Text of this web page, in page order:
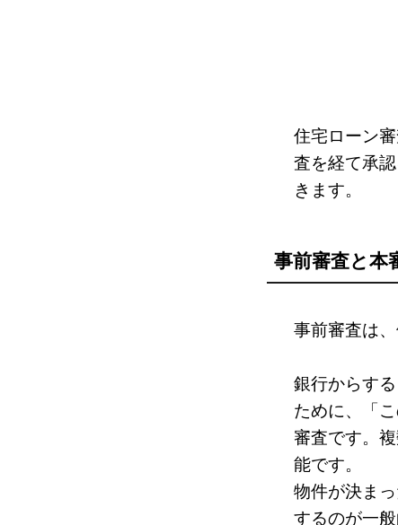
住宅ローン
査を経て承
きます。
事前審査と本
事前審査は
銀行からす
ために、「
審査です。
能です。
物件が決ま
するのが一